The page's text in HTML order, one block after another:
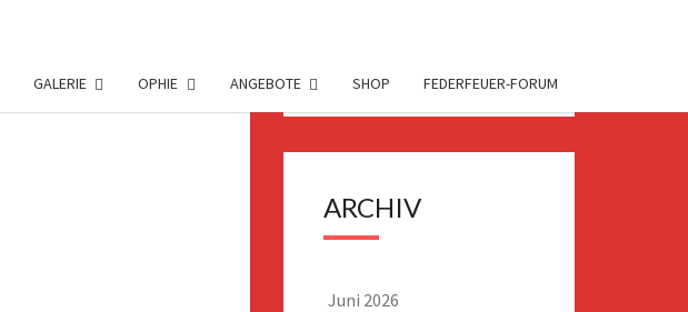
GALERIE OPHIE ANGEBOTE SHOP FEDERFEUER-FORUM
nach:
ARCHIV
Juni 2026